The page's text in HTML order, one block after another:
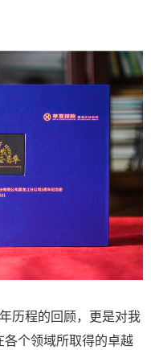
历程的回顾，更是对我
个领域所取得的卓越